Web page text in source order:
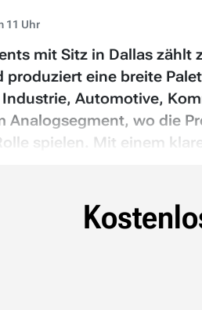
11 Uhr
mit Sitz in Dallas
eine breite
Automotive,
Analogsegment, wo die
spielen. Mit einem